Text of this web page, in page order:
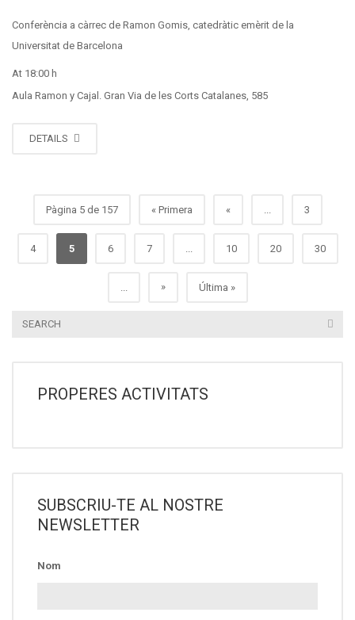
Conferència a càrrec de Ramon Gomis, catedràtic emèrit de la
Universitat de Barcelona
At 18:00 h
Aula Ramon y Cajal. Gran Via de les Corts Catalanes, 585
DETAILS
Pàgina 5 de 157 « Primera « 3
4 5 6 7 10 20 30
» Última »
PROPERES ACTIVITATS
SUBSCRIU-TE AL NOSTRE
NEWSLETTER
Nom